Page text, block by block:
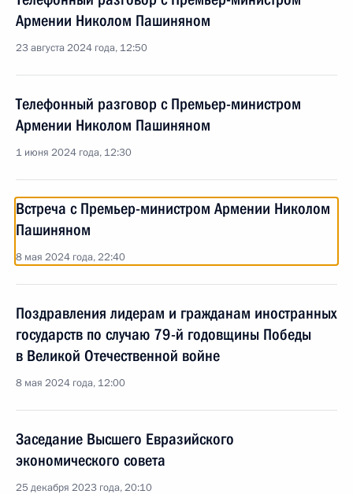
Армении Николом Пашиняном
23 августа 2024 года, 12:50
Телефонный разговор с Премьер-министром
Армении Николом Пашиняном
1 июня 2024 года, 12:30
Встреча с Премьер-министром Армении Николом
Пашиняном
8 мая 2024 года, 22:40
Поздравления лидерам и гражданам иностранных
государств по случаю 79-й годовщины Победы
в Великой Отечественной войне
8 мая 2024 года, 12:00
Заседание Высшего Евразийского
экономического совета
25 декабря 2023 года, 20:10